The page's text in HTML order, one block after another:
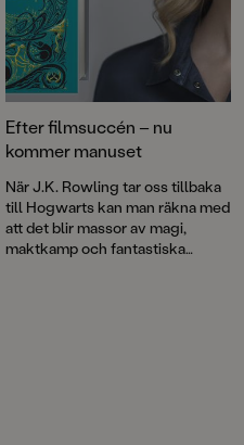
Efter filmsuccén – nu
kommer manuset
När J.K. Rowling tar oss tillbaka
till Hogwarts kan man räkna med
att det blir massor av magi,
maktkamp och fantastiska